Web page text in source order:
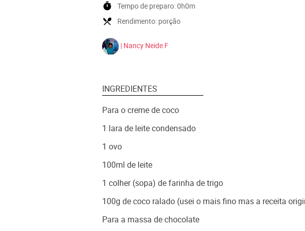
timer Tempo de preparo:0h0m
local_dining Rendimento: porção
| Nancy Neide F
INGREDIENTES
Para o creme de coco
1 lara de leite condensado
1 ovo
100ml de leite
1 colher (sopa) de farinha de trigo
100g de coco ralado (usei o mais fino mas a receita
Para a massa de chocolate